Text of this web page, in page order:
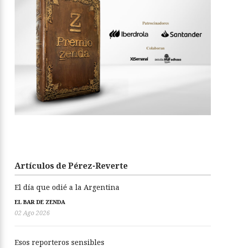
Artículos de Pérez-Reverte
El día que odié a la Argentina
EL BAR DE ZENDA
02 Ago 2026
Esos reporteros sensibles